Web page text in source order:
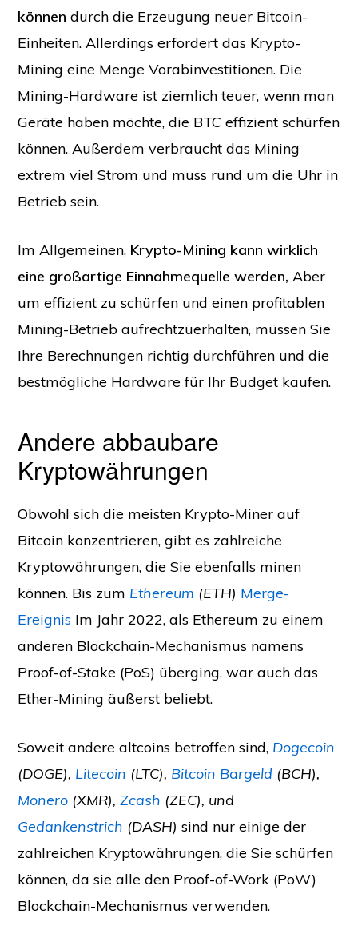
können durch die Erzeugung neuer Bitcoin-
Einheiten. Allerdings erfordert das Krypto-
Mining eine Menge Vorabinvestitionen. Die
Mining-Hardware ist ziemlich teuer, wenn man
Geräte haben möchte, die BTC effizient schürfen
können. Außerdem verbraucht das Mining
extrem viel Strom und muss rund um die Uhr in
Betrieb sein.
Im Allgemeinen, Krypto-Mining kann wirklich
eine großartige Einnahmequelle werden, Aber
um effizient zu schürfen und einen profitablen
Mining-Betrieb aufrechtzuerhalten, müssen Sie
Ihre Berechnungen richtig durchführen und die
bestmögliche Hardware für Ihr Budget kaufen.
Andere abbaubare
Kryptowährungen
Obwohl sich die meisten Krypto-Miner auf
Bitcoin konzentrieren, gibt es zahlreiche
Kryptowährungen, die Sie ebenfalls minen
können. Bis zum Ethereum (ETH) Merge-
Ereignis Im Jahr 2022, als Ethereum zu einem
anderen Blockchain-Mechanismus namens
Proof-of-Stake (PoS) überging, war auch das
Ether-Mining äußerst beliebt.
Soweit andere altcoins betroffen sind, Dogecoin
(DOGE), Litecoin (LTC), Bitcoin Bargeld (BCH),
Monero (XMR),Zcash (ZEC), und
Gedankenstrich (DASH) sind nur einige der
zahlreichen Kryptowährungen, die Sie schürfen
können, da sie alle den Proof-of-Work (PoW)
Blockchain-Mechanismus verwenden.